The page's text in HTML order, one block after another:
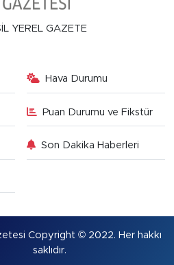
YEREL GAZETE
Hava Durumu
Puan Durumu ve Fikstür
Son Dakika Haberleri
Copyright © 2022. Her hakkı
saklıdır.